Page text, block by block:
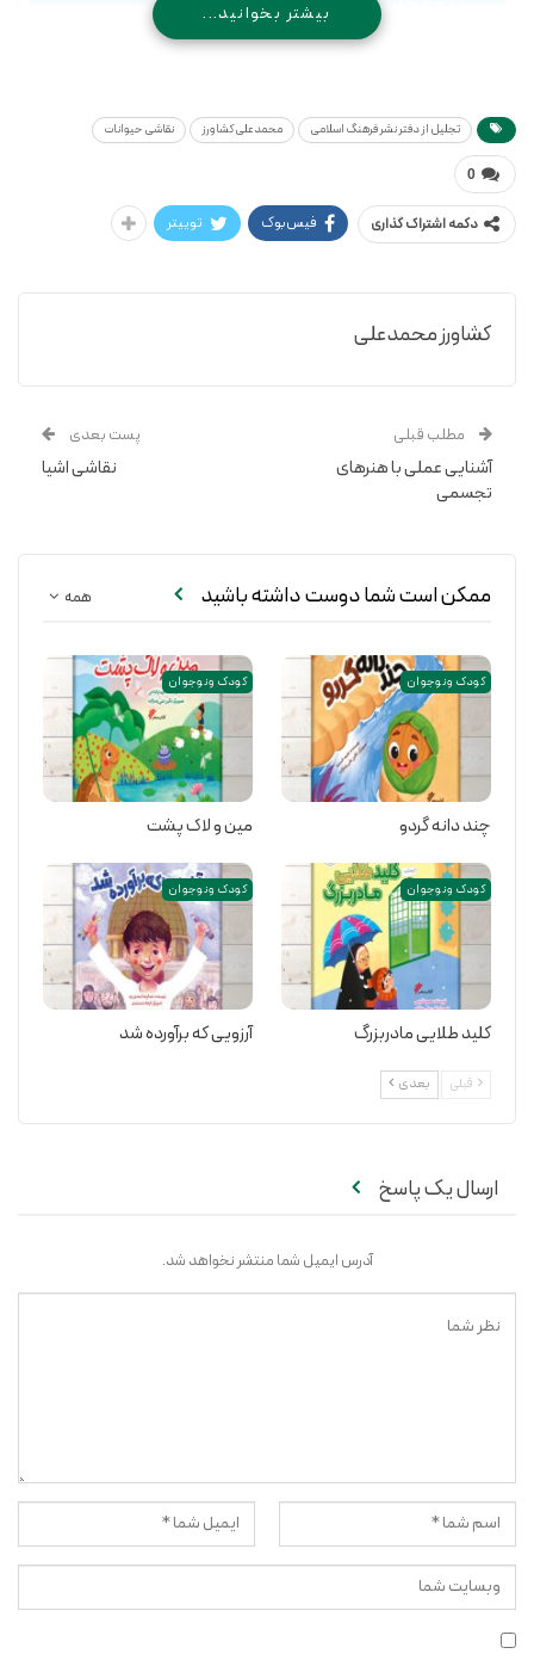
نقاشی حیوانات
در این کتاب خلاصه ای از آموزش طراحی و اطلاعات عمومی دیگری همراه با
تصاویر ارائه شده است. این مطالب و تصاویر پرسش هایی در ذهن کودکان
مطرح می کند. امید است شما ولی محترم و مربی عزیر پاسخ این پرسش ها را
خرید کتاب
بیشتر بخوانید...
تجلیل از دفتر نشر فرهنگ اسلامی محمدعلی کشاورز نقاشی حیوانات
0
دکمه اشتراک گذاری فیس‌بوک توییتر
کشاورز محمدعلی
مطلب قبلی
آشنایی عملی با هنرهای
تجسمی
پست بعدی
نقاشی اشیا
همه ممکن است شما دوست داشته باشید
کودک و نوجوان
چند دانه گردو
کودک و نوجوان
مین و لاک پشت
کودک و نوجوان
کلید طلایی مادربزرگ
کودک و نوجوان
آرزویی که برآورده شد
قبلی بعدی
ارسال یک پاسخ
آدرس ایمیل شما منتشر نخواهد شد.